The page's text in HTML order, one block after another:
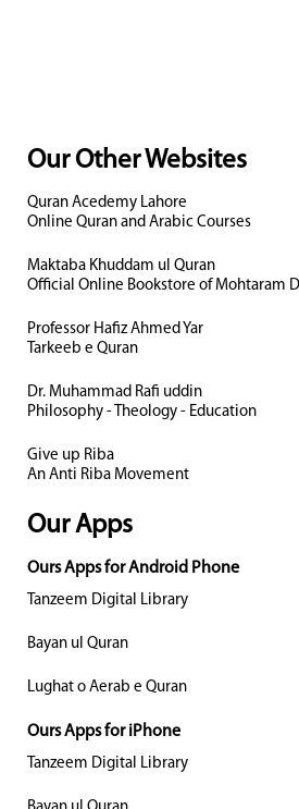
Our Other Websites
Quran Acedemy Lahore
Online Quran and Arabic Courses
Maktaba Khuddam ul Quran
Official Online Bookstore of Mohtaram
Professor Hafiz Ahmed Yar
Tarkeeb e Quran
Dr. Muhammad Rafi uddin
Philosophy - Theology - Education
Give up Riba
An Anti Riba Movement
Our Apps
Ours Apps for Android Phone
Tanzeem Digital Library
Bayan ul Quran
Lughat o Aerab e Quran
Ours Apps for iPhone
Tanzeem Digital Library